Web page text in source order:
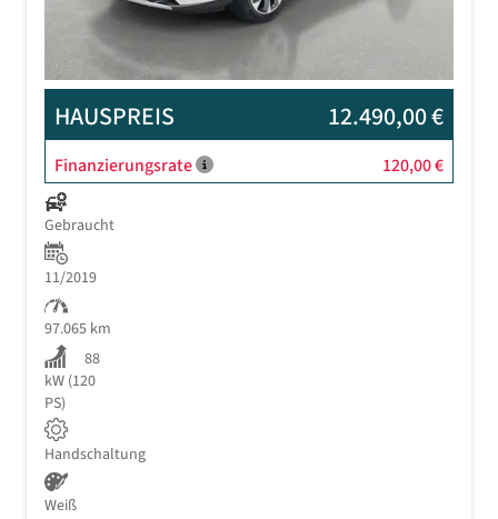
HAUSPREIS 12.490,00 €
Finanzierungsrate 120,00 €
Gebraucht
11/2019
97.065 km
88
kW (120
PS)
Handschaltung
Weiß